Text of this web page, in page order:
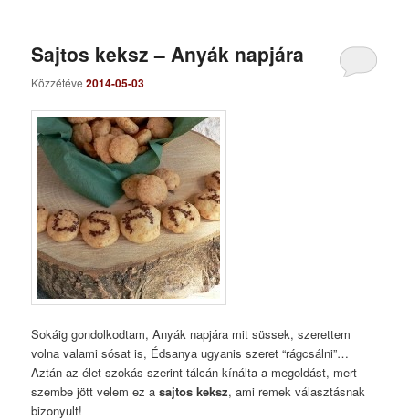
Sajtos keksz – Anyák napjára
Közzétéve2014-05-03
Sokáig gondolkodtam, Anyák napjára mit süssek, szerettem
volna valami sósat is, Édsanya ugyanis szeret “rágcsálni”…
Aztán az élet szokás szerint tálcán kínálta a megoldást, mert
szembe jött velem ez asajtos keksz, ami remek választásnak
bizonyult!